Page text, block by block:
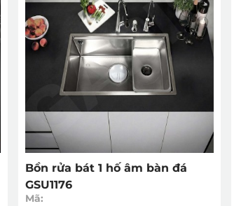
Bồn rửa bát 1 hố âm bàn đá
GSU1176
Mã: